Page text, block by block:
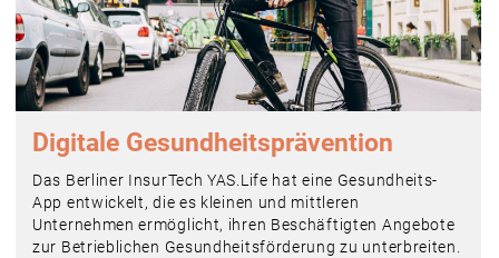
Digitale Gesundheits­prävention
Das Berliner InsurTech YAS.Life hat eine Gesundheits-
App entwickelt, die es kleinen und mittleren
Unternehmen ermöglicht, ihren Beschäftigten Angebote
zur Betrieblichen Gesundheitsförderung zu unterbreiten.